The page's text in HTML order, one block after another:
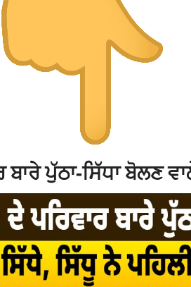
ਪੁੱਠਾ-ਸਿੱਧਾ ਬੋਲਣ